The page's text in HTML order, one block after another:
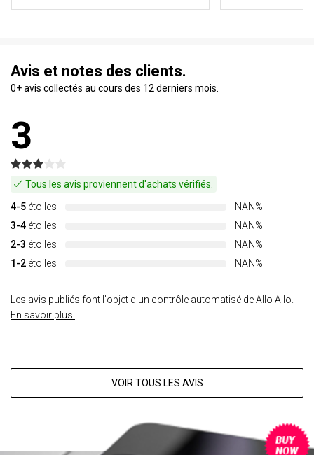
Avis et notes des clients.
0+ avis collectés au cours des 12 derniers mois.
3
Tous les avis proviennent d'achats vérifiés.
4-5 étoiles
NAN%
3-4 étoiles
NAN%
2-3 étoiles
NAN%
1-2 étoiles NAN%
Les avis publiés font l'objet d'un contrôle automatisé de Allo Allo.
En savoir plus.
VOIR TOUS LES AVIS